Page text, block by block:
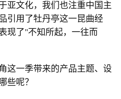
亚文化，我们也注重中国主
引用了牡丹亭这一昆曲经
现了"不知所起，一往而
这一季带来的产品主题、设
些呢？